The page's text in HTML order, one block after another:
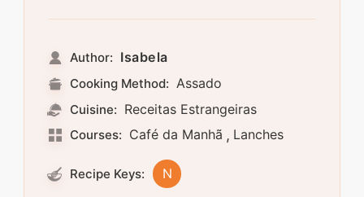
Author: Isabela
Cooking Method: Assado
Cuisine: Receitas Estrangeiras
Courses: Café da Manhã , Lanches
Recipe Keys: N